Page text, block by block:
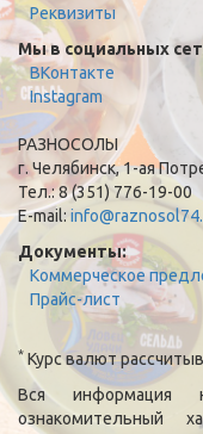
Реквизиты
Мы в социальных
ВКонтакте
Instagram
РАЗНОСОЛЫ
г. Челябинск, 1-ая
Тел.: 8 (351) 776-19-00
E-mail:
Документы:
Коммерческое
Прайс-лист
* Курс валют
Вся информация
ознакомительный